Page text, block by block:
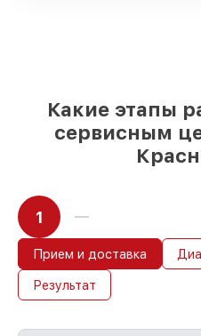
обслуживание
Какие этапы
сервисным
1
Прием и доставка
Результат